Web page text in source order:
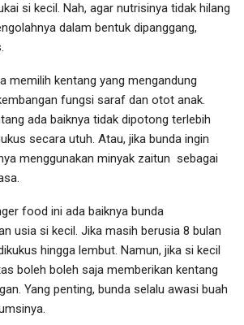
si kecil. Nah, agar nutrisinya tidak hilang
dalam bentuk dipanggang,
memilih kentang yang mengandung
fungsi saraf dan otot anak.
ada baiknya tidak dipotong terlebih
secara utuh. Atau, jika bunda ingin
menggunakan minyak zaitun sebagai
food ini ada baiknya bunda
usia si kecil. Jika masih berusia 8 bulan
hingga lembut. Namun, jika si kecil
boleh boleh saja memberikan kentang
Yang penting, bunda selalu awasi buah